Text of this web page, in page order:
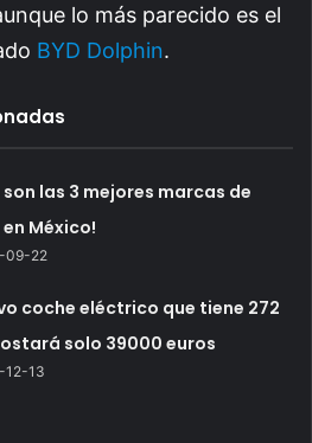
lo más parecido es el
BYD Dolphin.
son las 3 mejores marcas de
México!
09-22
coche eléctrico que tiene 272
solo 39000 euros
12-13